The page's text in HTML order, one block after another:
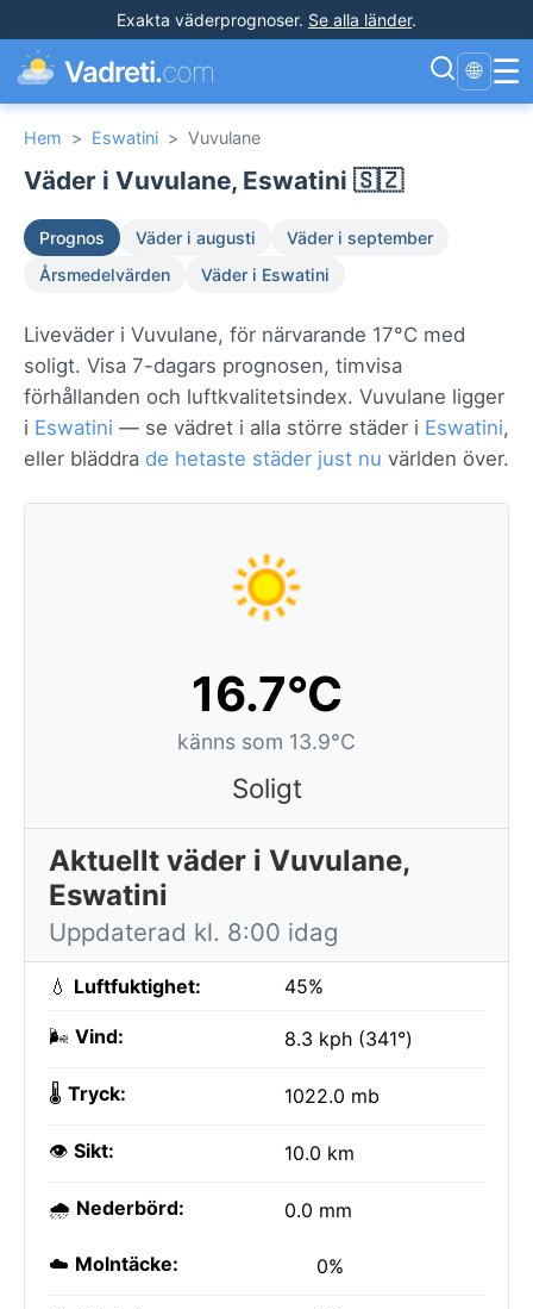
Exakta väderprognoser. Se alla länder.
Vadreti.com 🌐 ☰
Hem > Eswatini > Vuvulane
Väder i Vuvulane, Eswatini 🇸🇿
Prognos Väder i augusti
Väder i september
Årsmedelvärden
Väder i Eswatini
Liveväder i Vuvulane, för närvarande 17°C med
soligt. Visa 7-dagars prognosen, timvisa
förhållanden och luftkvalitetsindex. Vuvulane ligger
i Eswatini — se vädret i alla större städer i Eswatini,
eller bläddra de hetaste städer just nu världen över.
16.7°C
känns som 13.9°C
Soligt
Aktuellt väder i Vuvulane,
Eswatini
Uppdaterad kl. 8:00 idag
💧 Luftfuktighet: 45%
🌬️ Vind: 8.3 kph (341°)
🌡️ Tryck: 1022.0 mb
👁️ Sikt: 10.0 km
🌧️ Nederbörd: 0.0 mm
☁️ Molntäcke: 0%